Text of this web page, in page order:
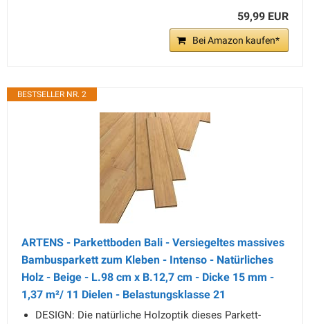
59,99 EUR
Bei Amazon kaufen*
BESTSELLER NR. 2
ARTENS - Parkettboden Bali - Versiegeltes massives
Bambusparkett zum Kleben - Intenso - Natürliches
Holz - Beige - L.98 cm x B.12,7 cm - Dicke 15 mm -
1,37 m²/ 11 Dielen - Belastungsklasse 21
DESIGN: Die natürliche Holzoptik dieses Parkett-